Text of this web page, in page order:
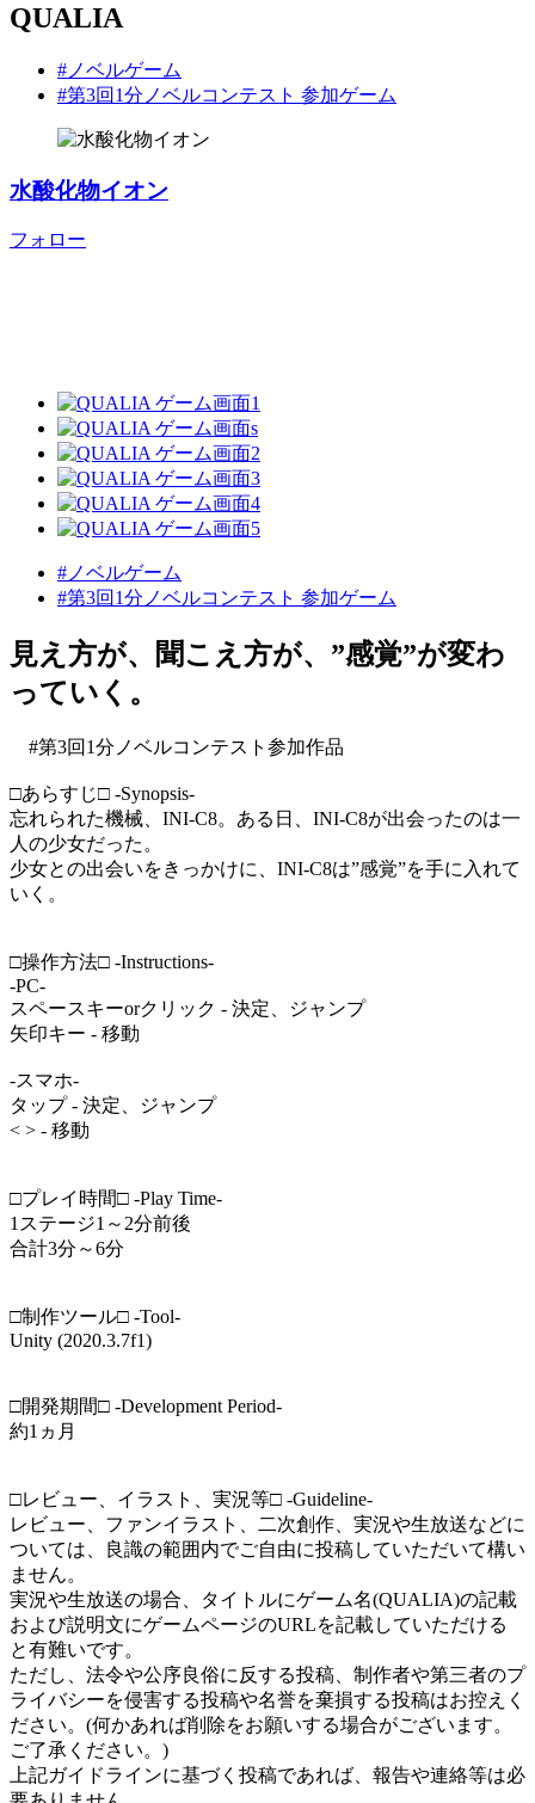
QUALIA
#ノベルゲーム
#第3回1分ノベルコンテスト 参加ゲーム
水酸化物イオン
フォロー
#ノベルゲーム
#第3回1分ノベルコンテスト 参加ゲーム
見え方が、聞こえ方が、”感覚”が変わ
っていく。
#第3回1分ノベルコンテスト参加作品
□あらすじ□ -Synopsis-
忘れられた機械、INI-C8。ある日、INI-C8が出会ったのは一
人の少女だった。
少女との出会いをきっかけに、INI-C8は”感覚”を手に入れて
いく。
□操作方法□ -Instructions-
-PC-
スペースキーorクリック - 決定、ジャンプ
矢印キー - 移動
-スマホ-
タップ - 決定、ジャンプ
< > - 移動
□プレイ時間□ -Play Time-
1ステージ1～2分前後
合計3分～6分
□制作ツール□ -Tool-
Unity (2020.3.7f1)
□開発期間□ -Development Period-
約1ヵ月
□レビュー、イラスト、実況等□ -Guideline-
レビュー、ファンイラスト、二次創作、実況や生放送などに
ついては、良識の範囲内でご自由に投稿していただいて構い
ません。
実況や生放送の場合、タイトルにゲーム名(QUALIA)の記載
および説明文にゲームページのURLを記載していただける
と有難いです。
ただし、法令や公序良俗に反する投稿、制作者や第三者のプ
ライバシーを侵害する投稿や名誉を棄損する投稿はお控えく
ださい。(何かあれば削除をお願いする場合がございます。
ご了承ください。)
上記ガイドラインに基づく投稿であれば、報告や連絡等は必